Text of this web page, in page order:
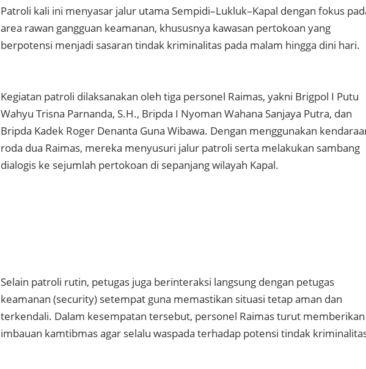
Patroli kali ini menyasar jalur utama Sempidi–Lukluk–Kapal dengan fokus
area rawan gangguan keamanan, khususnya kawasan pertokoan yang
berpotensi menjadi sasaran tindak kriminalitas pada malam hingga dini hari.
Kegiatan patroli dilaksanakan oleh tiga personel Raimas, yakni Brigpol I Putu
Wahyu Trisna Parnanda, S.H., Bripda I Nyoman Wahana Sanjaya Putra, dan
Bripda Kadek Roger Denanta Guna Wibawa. Dengan menggunakan
roda dua Raimas, mereka menyusuri jalur patroli serta melakukan sambang
dialogis ke sejumlah pertokoan di sepanjang wilayah Kapal.
Selain patroli rutin, petugas juga berinteraksi langsung dengan petugas
keamanan (security) setempat guna memastikan situasi tetap aman dan
terkendali. Dalam kesempatan tersebut, personel Raimas turut memberikan
imbauan kamtibmas agar selalu waspada terhadap potensi tindak